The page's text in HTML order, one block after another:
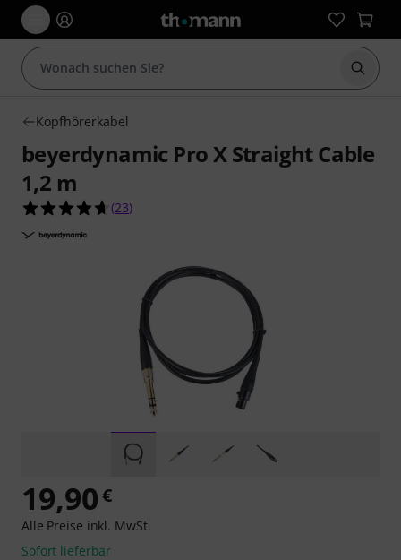
Suche
Kopfhörerkabel
beyerdynamic Pro X Straight Cable
1,2 m
4.7 von 5 Sternen aus 23 Kundenbewertungen
(23)
19,90€
Alle Preise inkl. MwSt.
Sofort lieferbar